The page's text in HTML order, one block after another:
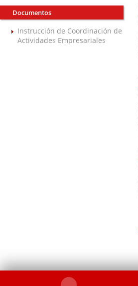
Documentos
Instrucción de Coordinación de
Actividades Empresariales